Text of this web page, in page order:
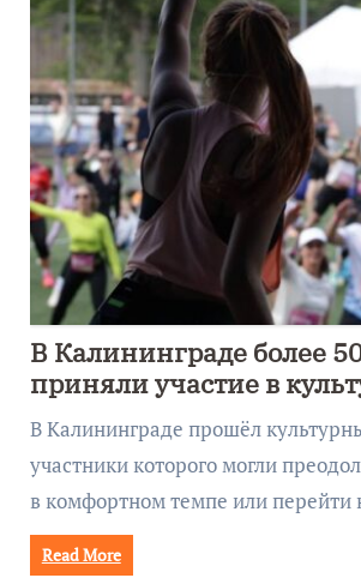
В Калининграде более
приняли участие в
забеге
В Калининграде прошёл
участники которого могли
в комфортном темпе или
Read More